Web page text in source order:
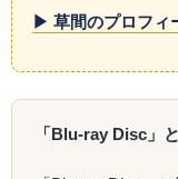
▶ 草間のプロフィ
「Blu-ray Disc」